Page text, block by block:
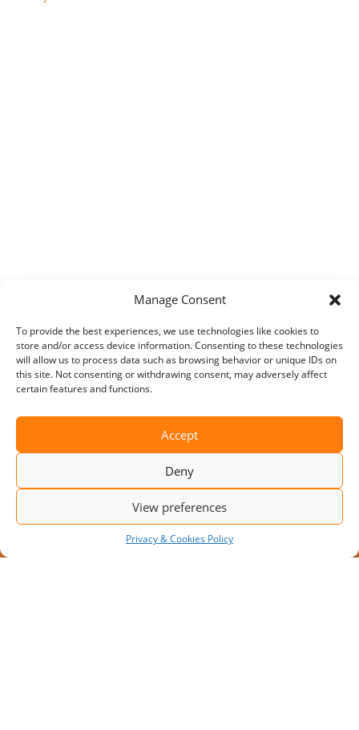
Manage Consent
To provide the best experiences, we use technologies like cookies to
store and/or access device information. Consenting to these technologies
will allow us to process data such as browsing behavior or unique IDs on
this site. Not consenting or withdrawing consent, may adversely affect
certain features and functions.
Accept
Deny
View preferences
Privacy & Cookies Policy